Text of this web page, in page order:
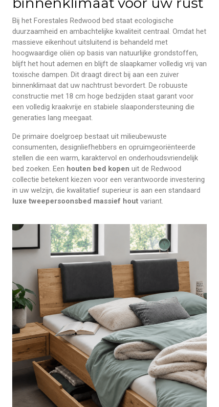
Bij het Forestales Redwood bed staat ecologische
duurzaamheid en ambachtelijke kwaliteit centraal. Omdat het
massieve eikenhout uitsluitend is behandeld met
hoogwaardige oliën op basis van natuurlijke grondstoffen,
blijft het hout ademen en blijft de slaapkamer volledig vrij van
toxische dampen. Dit draagt direct bij aan een zuiver
binnenklimaat dat uw nachtrust bevordert. De robuuste
constructie met 18 cm hoge bedzijden staat garant voor
een volledig kraakvrije en stabiele slaapondersteuning die
generaties lang meegaat.
De primaire doelgroep bestaat uit milieubewuste
consumenten, designliefhebbers en opruimgeoriënteerde
stellen die een warm, karaktervol en onderhoudsvriendelijk
bed zoeken. Een houten bed kopen uit de Redwood
collectie betekent kiezen voor een verantwoorde investering
in uw welzijn, die kwalitatief superieur is aan een standaard
luxe tweepersoonsbed massief hout variant.